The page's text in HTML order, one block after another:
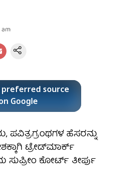
preferred source
Google
ಪವಿತ್ರಗ್ರಂಥಗಳ ಹೆಸರನ್ನು
ಟ್ರೇಡ್‍ಮಾರ್ಕ್
ಸುಪ್ರೀಂ ಕೋರ್ಟ್ ತೀರ್ಪು